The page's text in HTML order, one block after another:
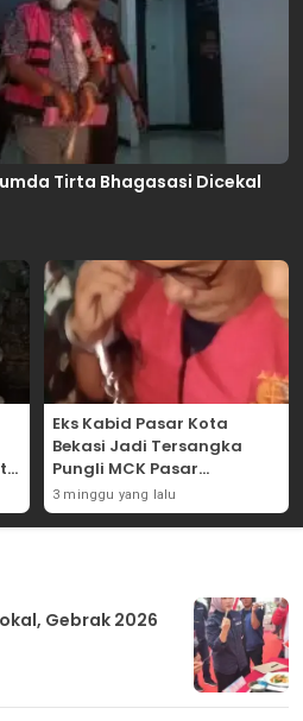
Tirta Bhagasasi Dicekal
Eks Kabid Pasar Kota
Bekasi Jadi Tersangka
Pungli MCK Pasar
Bantargebang
3 minggu yang lalu
Gebrak 2026